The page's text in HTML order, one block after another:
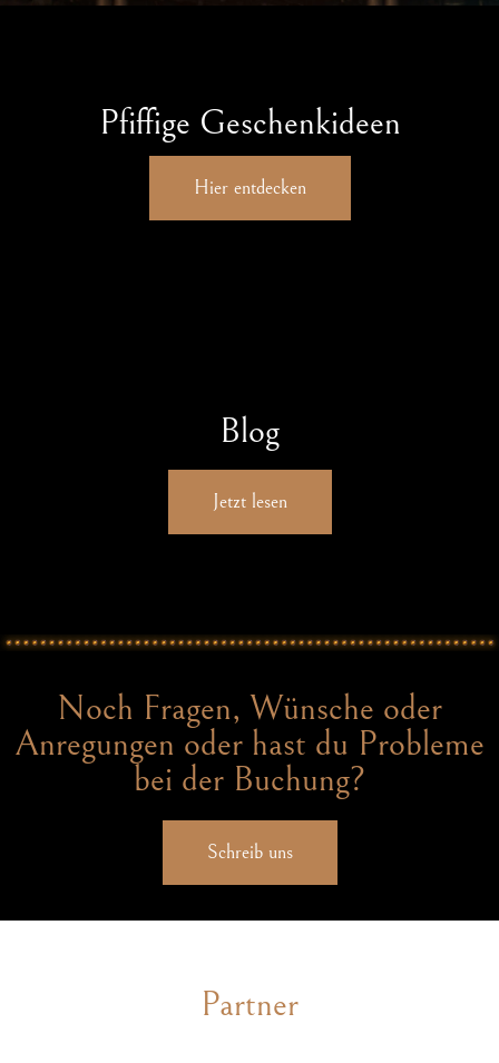
Pfiffige Geschenkideen
Hier entdecken
Blog
Jetzt lesen
Noch Fragen, Wünsche oder
Anregungen oder hast du Probleme
bei der Buchung?
Schreib uns
Partner